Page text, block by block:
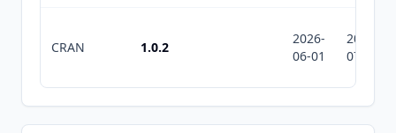
CRAN 1.0.2
2026-
06-01
2026-
07-10